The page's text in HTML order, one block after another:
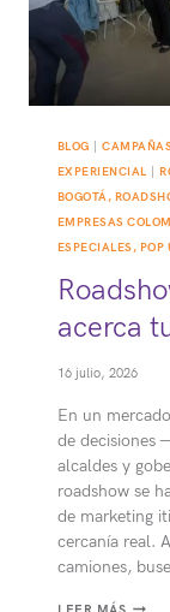
BLOG |
EXPERIENCIAL
BOGOTÁ,
EMPRESAS
ESPECIALES, POP
acerca
16 julio, 2026
En un
de decisiones
alcaldes y
roadshow se
de marketing
cercanía real.
camiones,